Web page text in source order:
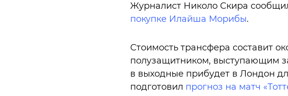
Журналист Николо Скира
покупке Илайша Морибы.
Стоимость трансфера составит
полузащитником, выступающим
в выходные прибудет в Лондон
подготовил прогноз на матч